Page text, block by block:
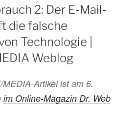
2: Der E-Mail-
die falsche
Technologie |
Weblog
Artikel ist am 6.
im Online-Magazin Dr. Web